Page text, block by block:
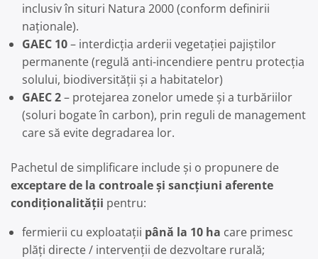
inclusiv în situri Natura 2000 (conform definirii
naționale).
GAEC 10– interdicția arderii vegetației pajiștilor
permanente (regulă anti-incendiere pentru protecția
solului, biodiversității și a habitatelor)
GAEC 2– protejarea zonelor umede și a turbăriilor
(soluri bogate în carbon), prin reguli de management
care să evite degradarea lor.
Pachetul de simplificare include și o propunere de
exceptare de la controale și sancțiuni aferente
condiționalității pentru:
fermierii cu exploatații până la 10 ha care primesc
plăți directe / intervenții de dezvoltare rurală;